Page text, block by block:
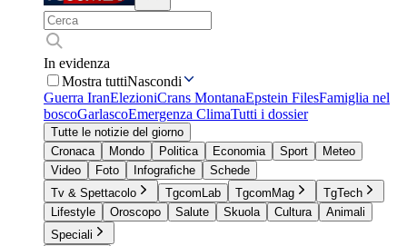
In evidenza
Mostra tuttiNascondi
Guerra IranElezioniCrans MontanaEpstein FilesFamiglia nel
boscoGarlascoEmergenza ClimaTutti i dossier
Tutte le notizie del giorno
Cronaca
Mondo Politica Economia Sport
Meteo
Video
Foto Infografiche
Schede
Tv & Spettacolo
TgcomLab TgcomMag
TgTech
Lifestyle
Oroscopo Salute Skuola Cultura
Animali
Speciali